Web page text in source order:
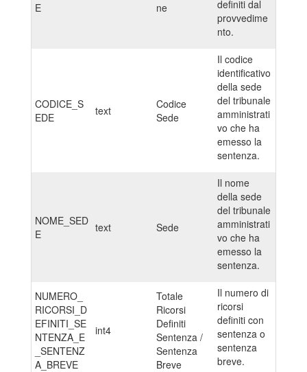
E
ne
definiti dal
provvedime
nto.
CODICE_S
EDE
text
Codice
Sede
Il codice
identificativo
della sede
del tribunale
amministrati
vo che ha
emesso la
sentenza.
NOME_SED
E
text Sede
Il nome
della sede
del tribunale
amministrati
vo che ha
emesso la
sentenza.
NUMERO_
RICORSI_D
EFINITI_SE
NTENZA_E
_SENTENZ
A_BREVE
int4
Totale
Ricorsi
Definiti
Sentenza /
Sentenza
Breve
Il numero di
ricorsi
definiti con
sentenza o
sentenza
breve.